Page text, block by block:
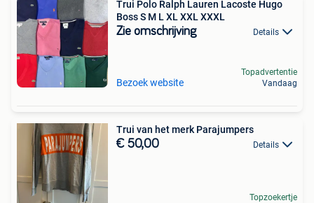
Trui Polo Ralph Lauren Lacoste Hugo
Boss S M L XL XXL XXXL
Zie omschrijving Details
Bezoek website
Topadvertentie
Vandaag
Trui van het merk Parajumpers
€ 50,00 Details
Topzoekertje